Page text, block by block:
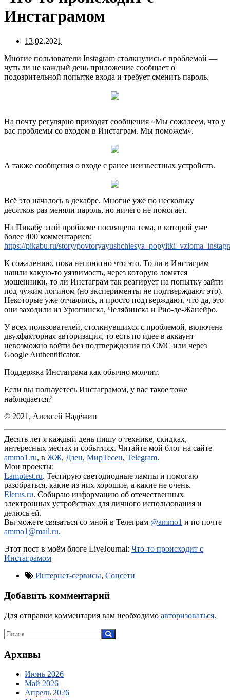
Инстаграмом
13.02.2021
Многие пользователи Instagram столкнулись с проблемой —
чуть ли не каждый день приложение сообщает о
подозрительной попытке входа и требует сменить пароль.
На почту регулярно приходят сообщения «Мы сожалеем, что у
вас проблемы со входом в Инстаграм. Мы поможем».
А также сообщения о входе с ранее неизвестных устройств.
Всё это началось в декабре. Многие уже по нескольку
десятков раз меняли пароль, но ничего не помогает.
На Пикабу этой проблеме посвящена тема, в которой уже
более 400 комментариев:
https://pikabu.ru/story/
К сожалению, пока непонятно что это. То ли в Инстаграм
нашли какую-то уязвимость, через которую ломятся
мошенники, то ли Инстаграм так реагирует на попытку зайти
под чужим логином (но эксперименты не подтверждают это).
Некоторые уже отчаялись, и просто подтверждают, что да, это
они заходили из Урюпинска, Челябинска и Рио-де-Жанейро.
У всех пользователей, столкнувшихся с проблемой, включена
двухфакторная авторизация, то есть по идее в аккаунт
невозможно войти без подтверждения по СМС или через
Google Authentificator.
Поддержка Инстаграма как обычно молчит.
Если вы пользуетесь Инстаграмом, у вас такое тоже
наблюдается?
© 2021, Алексей Надёжин
Десять лет я каждый день пишу о технике, скидках,
интересных местах и событиях. Читайте мой блог на сайте
ammo1.ru, в ЖЖ, Дзен, МирТесен, Telegram.
Мои проекты:
Lamptest.ru. Тестирую светодиодные лампы и помогаю
разобраться, какие из них хорошие, а какие не очень.
Elerus.ru. Собираю информацию об отечественных
электронных устройствах для личного использования и
делюсь ей.
Вы можете связаться со мной в Телеграм @ammo1 и по почте
ammo1@mail.ru.
Этот пост в моём блоге LiveJournal: Что-то происходит с
Инстаграмом
Интернет-сервисы, Соцсети
Добавить комментарий
Для отправки комментария вам необходимо авторизоваться.
Архивы
Июнь 2026
Май 2026
Апрель 2026